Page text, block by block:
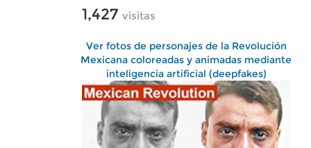
1,427 visitas
Ver fotos de personajes de la Revolución
Mexicana coloreadas y animadas mediante
inteligencia artificial (deepfakes)